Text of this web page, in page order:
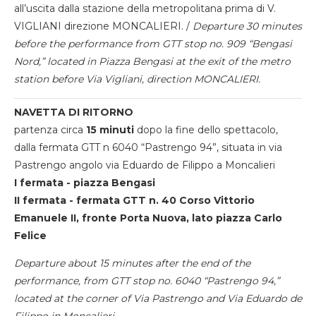
all’uscita dalla stazione della metropolitana prima di V.
VIGLIANI direzione MONCALIERI. / Departure 30 minutes
before the performance from GTT stop no. 909 “Bengasi
Nord,” located in Piazza Bengasi at the exit of the metro
station before Via Vigliani, direction MONCALIERI.
NAVETTA DI RITORNO
partenza circa 15 minuti dopo la fine dello spettacolo,
dalla fermata GTT n 6040 “Pastrengo 94”, situata in via
Pastrengo angolo via Eduardo de Filippo a Moncalieri
I fermata - piazza Bengasi
II fermata - fermata GTT n. 40 Corso Vittorio
Emanuele II, fronte Porta Nuova, lato piazza Carlo
Felice
Departure about 15 minutes after the end of the
performance, from GTT stop no. 6040 “Pastrengo 94,”
located at the corner of Via Pastrengo and Via Eduardo de